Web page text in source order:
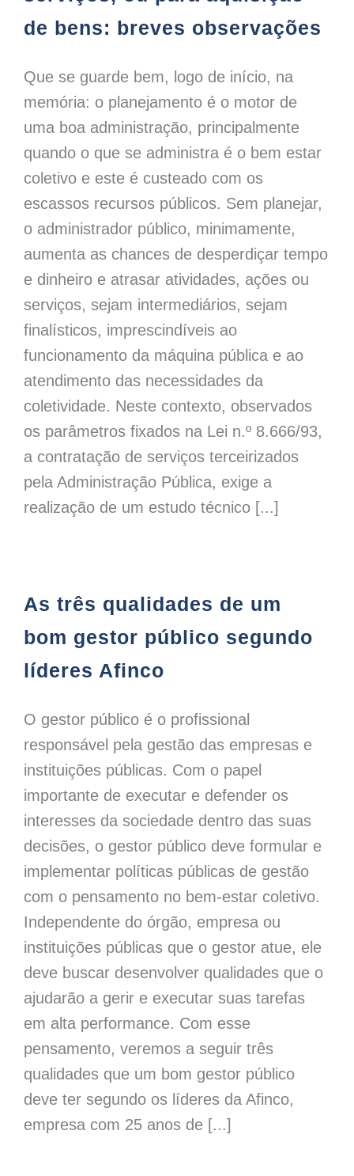
de bens: breves observações
Que se guarde bem, logo de início, na
memória: o planejamento é o motor de
uma boa administração, principalmente
quando o que se administra é o bem estar
coletivo e este é custeado com os
escassos recursos públicos. Sem planejar,
o administrador público, minimamente,
aumenta as chances de desperdiçar tempo
e dinheiro e atrasar atividades, ações ou
serviços, sejam intermediários, sejam
finalísticos, imprescindíveis ao
funcionamento da máquina pública e ao
atendimento das necessidades da
coletividade. Neste contexto, observados
os parâmetros fixados na Lei n.º 8.666/93,
a contratação de serviços terceirizados
pela Administração Pública, exige a
realização de um estudo técnico [...]
As três qualidades de um
bom gestor público segundo
líderes Afinco
O gestor público é o profissional
responsável pela gestão das empresas e
instituições públicas. Com o papel
importante de executar e defender os
interesses da sociedade dentro das suas
decisões, o gestor público deve formular e
implementar políticas públicas de gestão
com o pensamento no bem-estar coletivo.
Independente do órgão, empresa ou
instituições públicas que o gestor atue, ele
deve buscar desenvolver qualidades que o
ajudarão a gerir e executar suas tarefas
em alta performance. Com esse
pensamento, veremos a seguir três
qualidades que um bom gestor público
deve ter segundo os líderes da Afinco,
empresa com 25 anos de [...]